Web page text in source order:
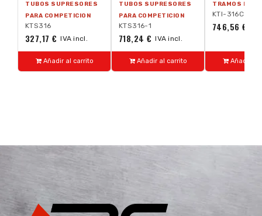
TUBOS SUPRESORES
PARA COMPETICION
KTS316
327,17 € IVA incl.
Añadir al carrito
TUBOS SUPRESORES
PARA COMPETICION
KTS316-1
718,24 € IVA incl.
Añadir al carrito
TRAMOS
KTI-316C
746,56 €
Añadir al